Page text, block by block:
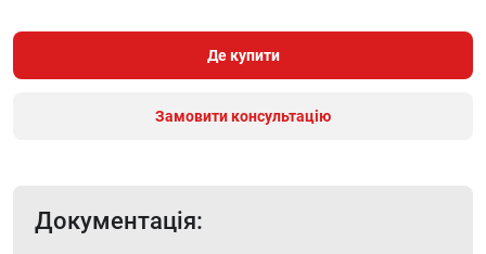
Де купити
Замовити консультацію
Документація: